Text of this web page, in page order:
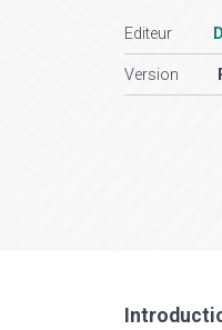
Editeur
Version